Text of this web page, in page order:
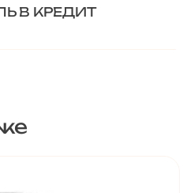
В КРЕДИТ